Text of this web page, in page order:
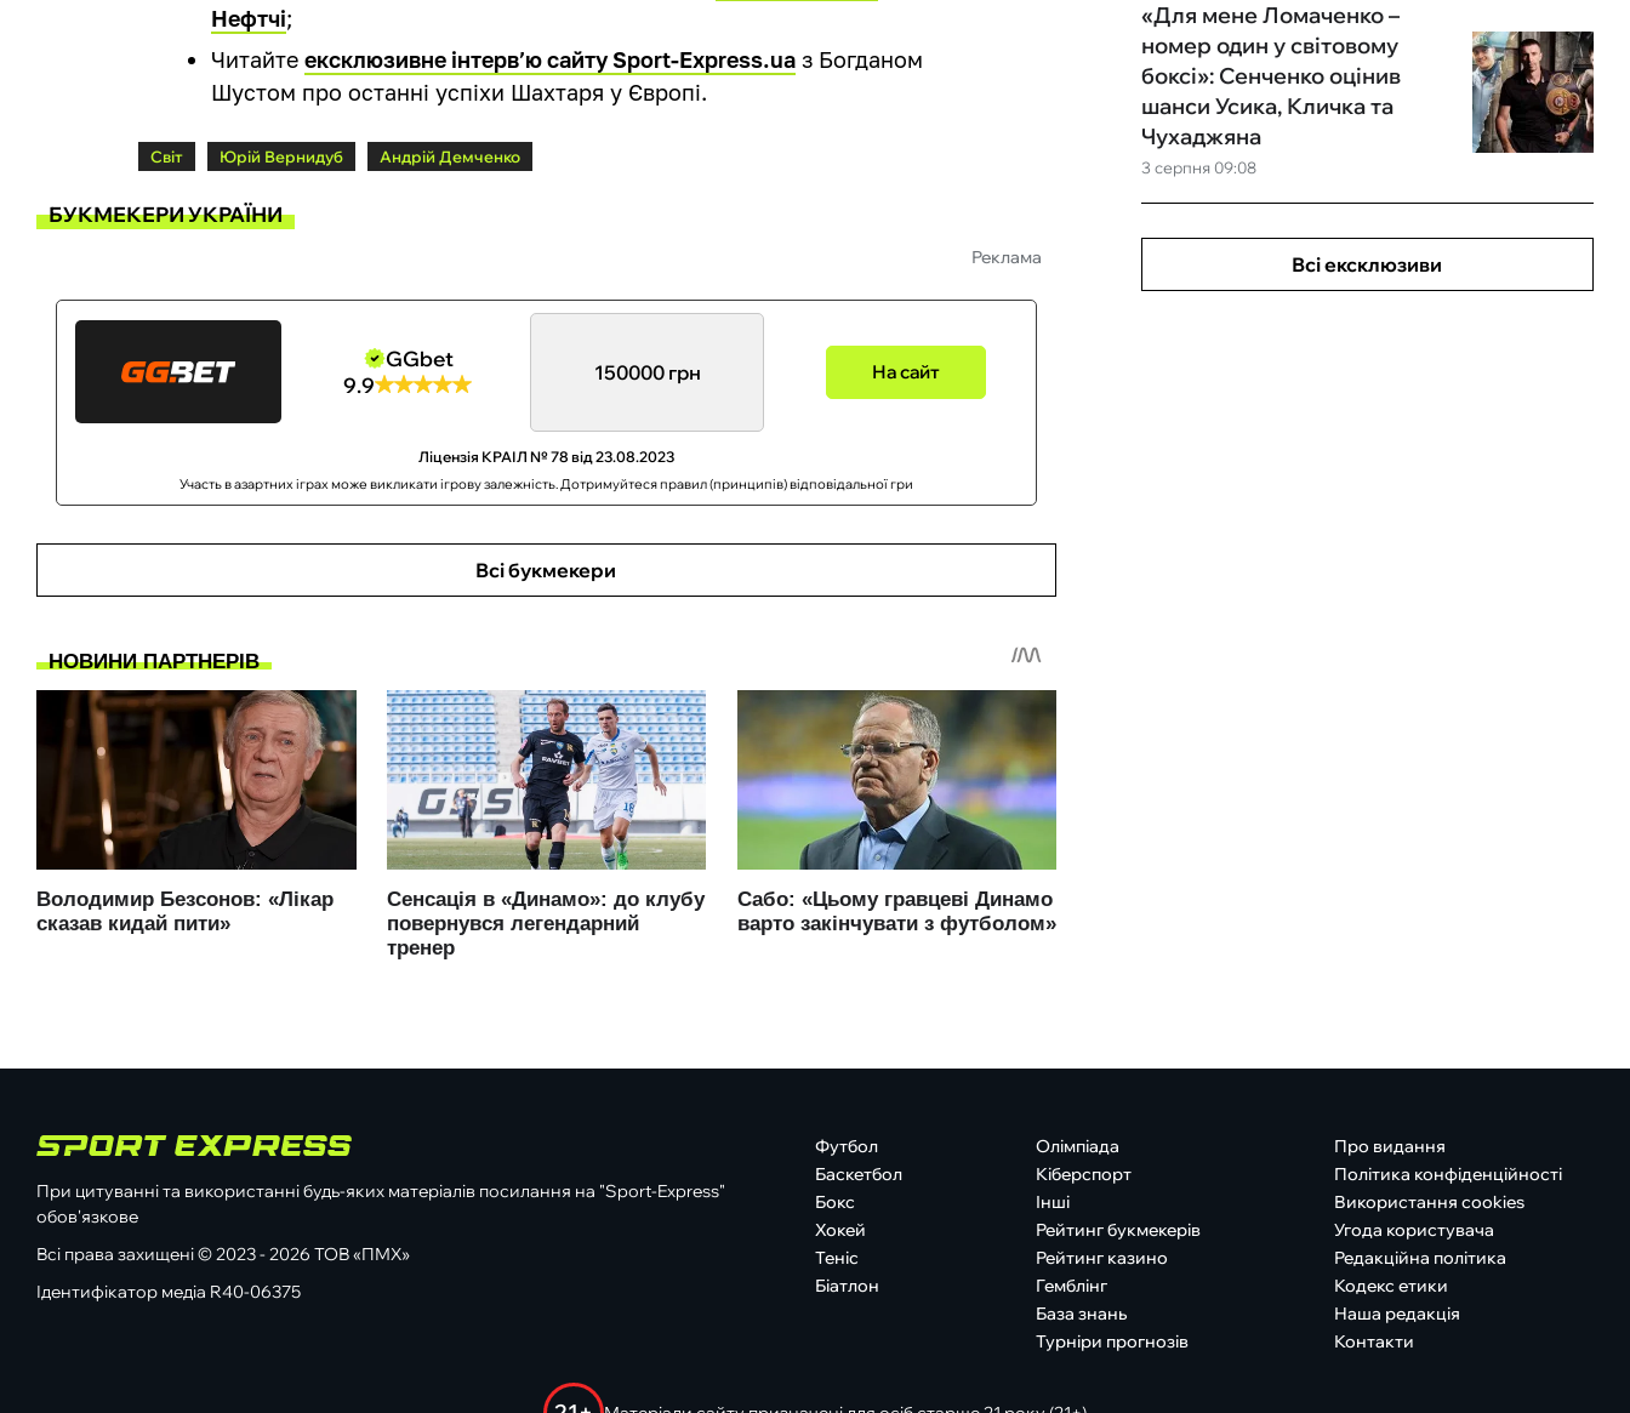
Нефтчі;
Читайтеексклюзивне інтерв’ю сайту Sport-Express.ua з Богданом
Шустом про останні успіхи Шахтаря у Європі.
Світ Юрій Вернидуб Андрій Демченко
БУКМЕКЕРИ УКРАЇНИ
Реклама
GGbet
9.9
150000 грн На сайт
Ліцензія КРАІЛ № 78 від 23.08.2023
Участь в азартних іграх може викликати ігрову залежність. Дотримуйтеся правил (принципів) відповідальної гри
Всі букмекери
3 серпня 09:08
«Для мене Ломаченко –
номер один у світовому
боксі»: Сенченко оцінив
шанси Усика, Кличка та
Чухаджяна
Всі ексклюзиви
При цитуванні та використанні будь-яких матеріалів посилання на "Sport-Express"
обов'язкове
Всі права захищені © 2023 - 2026 ТОВ «ПМХ»
Ідентифікатор медіа R40-06375
Футбол
Баскетбол
Бокс
Хокей
Теніс
Біатлон
Олімпіада
Кіберспорт
Інші
Рейтинг букмекерів
Рейтинг казино
Гемблінг
База знань
Турніри прогнозів
Про видання
Політика конфіденційності
Використання cookies
Угода користувача
Редакційна політика
Кодекс етики
Наша редакція
Контакти